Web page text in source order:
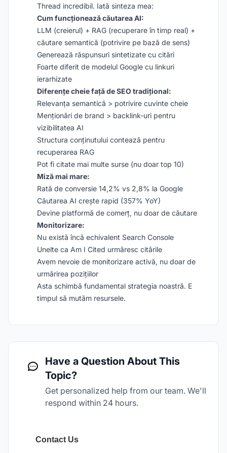
Thread incredibil. Iată sinteza mea:
Cum funcționează căutarea AI:
LLM (creierul) + RAG (recuperare în timp real) +
căutare semantică (potrivire pe bază de sens)
Generează răspunsuri sintetizate cu citări
Foarte diferit de modelul Google cu linkuri
ierarhizate
Diferențe cheie față de SEO tradițional:
Relevanța semantică > potrivire cuvinte cheie
Menționări de brand > backlink-uri pentru
vizibilitatea AI
Structura conținutului contează pentru
recuperarea RAG
Pot fi citate mai multe surse (nu doar top 10)
Miză mai mare:
Rată de conversie 14,2% vs 2,8% la Google
Căutarea AI crește rapid (357% YoY)
Devine platformă de comerț, nu doar de căutare
Monitorizare:
Nu există încă echivalent Search Console
Unelte ca Am I Cited urmăresc citările
Avem nevoie de monitorizare activă, nu doar de
urmărirea pozițiilor
Asta schimbă fundamental strategia noastră. E
timpul să mutăm resursele.
Have a Question About This
Topic?
Get personalized help from our team. We'll
respond within 24 hours.